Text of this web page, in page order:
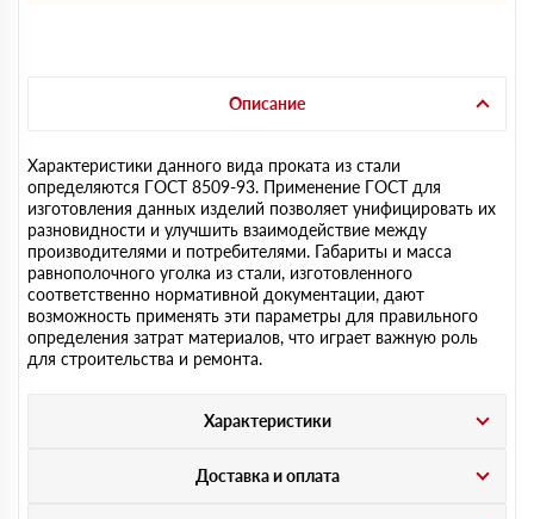
Описание
Характеристики данного вида проката из стали
определяются ГОСТ 8509-93. Применение ГОСТ для
изготовления данных изделий позволяет унифицировать их
разновидности и улучшить взаимодействие между
производителями и потребителями. Габариты и масса
равнополочного уголка из стали, изготовленного
соответственно нормативной документации, дают
возможность применять эти параметры для правильного
определения затрат материалов, что играет важную роль
для строительства и ремонта.
Характеристики
Доставка и оплата